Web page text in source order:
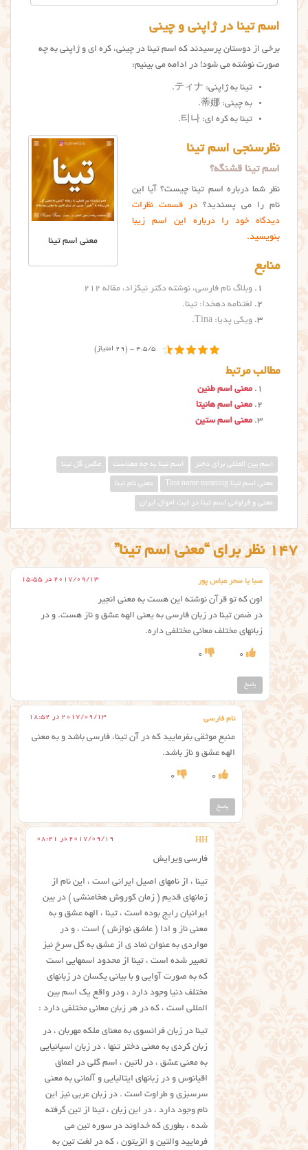
اسم تینا در ژاپنی و چینی
برخی از دوستان پرسیدند که اسم تینا در چینی، کره ای و ژاپنی به چه
صورت نوشته می شود! در ادامه می بینیم:
تینا به ژاپنی: ティナ.
به چینی: 蒂娜.
تینا به کره ای: 티나.
معنی اسم تینا
نظرسنجی اسم تینا
اسم تینا قشنگه؟
نظر شما درباره اسم تینا چیست؟ آیا این
نام را می پسندید؟ در قسمت نظرات
دیدگاه خود را درباره این اسم زیبا
بنویسید.
منابع
وبلاگ نام فارسی، نوشته دکتر نیکزاد، مقاله ۲۱۲
لغتنامه دهخدا: تینا.
ویکی پدیا: Tina
.
4.5/5 - (29 امتیاز)
مطالب مرتبط
معنی اسم طنین
معنی اسم هانیتا
معنی اسم ستین
اسم بین المللی برای دختر اسم تینا به چه معناست عکس گل تینا
معني اسم تينا Tina name meaning معنی نام تینا
معنی و فراوانی اسم تینا در ثبت احوال ایران
147 نظر برای “معنی اسم تینا”
سبا یا سحر عباس پور 2017/09/13 در 15:55
اون که تو قرآن نوشته این هست به معنی انجیر
در ضمن تینا در زبان فارسی به یعنی الهه عشق و ناز هست. و در
زبانهای مختلف معانی مختلفی داره.
0
0
پاسخ
نام فارسی 2017/09/13 در 18:52
منبع موثقی بفرمایید که در آن تینا، فارسی باشد و به معنی
الهه عشق و ناز باشد.
0
0
پاسخ
HH 2017/09/19 در 08:21
فارسی ویرایش
تینا ، از نامهای اصیل ایرانی است ، این نام از
زمانهای قدیم ( زمان کوروش هخامنشی ) در بین
ایرانیان رایج بوده است ، تینا ، الهه عشق و به
معنی ناز و ادا ( عاشق نوازش ) است ، و در
مواردی به عنوان نماد ی از عشق به گل سرخ نیز
تعبیر شده است ، تینا از محدود اسمهایی است
که به صورت آوایی و با بیانی یکسان در زبانهای
مختلف دنیا وجود دارد ، ودر واقع یک اسم بین
المللی است ، که در هر زبان معانی مختلفی دارد :
تینا در زبان فرانسوی به معنای ملکه مهربان ، در
زبان کردی به معنی دختر تنها ، در زبان اسپانیایی
به معنی عشق ، در لاتین ، اسم گلی در اعماق
اقیانوس و در زبانهای ایتالیایی و آلمانی به معنی
سرسبزی و طراوت است . در زبان عربی نیز این
نام وجود دارد ، در این زبان ، تینا از تین گرفته
شده ، بطوری که خداوند در سوره تین می
فرمایید والتین و الزیتون ، که در لغت تین به